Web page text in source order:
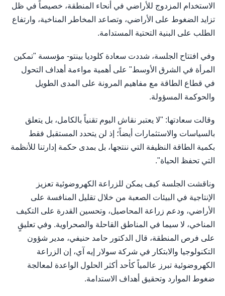
الاستخدام المزدوج للأراضي في أنحاء المنطقة، خصيصاً في ظل
تزايد الضغوط على الأراضي، وتصاعد المخاطر المناخية، وارتفاع
الطلب على البنية التحتية المستدامة.
وفي افتتاح الجلسة، شددت سعادة كلوديا بينتو- مؤسسة "تمكين
المرأة في الشرق الأوسط" على أهمية مواءمة أهداف التحول
في قطاع الطاقة مع مفاهيم المرونة على المدى الطويل
والحوكمة المسؤولة.
وقالت سعادتها: "لا يعتبر نقاش اليوم تقنياً بالكامل، بل يتعلق
بالسياسات والاستثمارات أيضاً؛ إذ لن يتحدد المستقبل فقط
بكمية الطاقة النظيفة التي ننتجها، بل بمدى حكمة إدارتنا للأنظمة
التي تحفظ الحياة".
وناقشت الجلسة كيف يمكن للزراعة الكهروضوئية تعزيز
الإنتاجية في البيئات الصعبة من خلال تقليل المنافسة على
الأراضي، ودعم زراعة المحاصيل، وتحسين القدرة على التكيف
المناخي، لا سيما في المناطق القاحلة والصحراوية. وفي تعليقٍ
على فرص المنطقة، قال الدكتور حامد حنيفي، مدير شؤون
التكنولوجيا والابتكار في شركة سولار إيه آي، إن الزراعة
الكهروضوئية تبرز عالمياً كأحد أكثر الحلول الواعدة لمعالجة
ضغوط الموارد وتحقيق أهداف الاستدامة.